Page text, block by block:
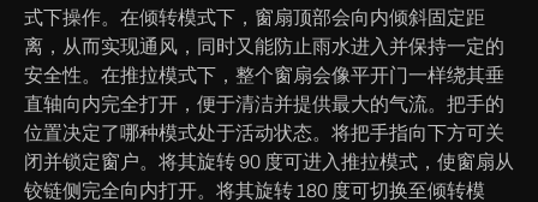
式下操作。在倾转模式下，窗扇顶部会向内倾斜固定距
离，从而实现通风，同时又能防止雨水进入并保持一定的
安全性。在推拉模式下，整个窗扇会像平开门一样绕其垂
直轴向内完全打开，便于清洁并提供最大的气流。把手的
位置决定了哪种模式处于活动状态。将把手指向下方可关
闭并锁定窗户。将其旋转 90 度可进入推拉模式，使窗扇从
铰链侧完全向内打开。将其旋转 180 度可切换至倾转模